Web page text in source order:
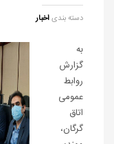
دسته بندیاخبار
به
گزارش
روابط
عمومی
اتاق
گرگان،